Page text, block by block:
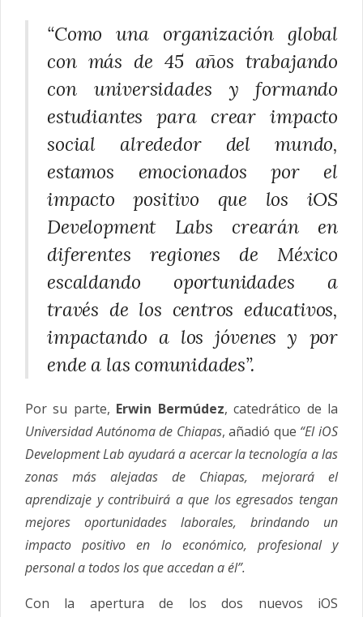
“Como una organización global
con más de 45 años trabajando
con universidades y formando
estudiantes para crear impacto
social alrededor del mundo,
estamos emocionados por el
impacto positivo que los iOS
Development Labs crearán en
diferentes regiones de México
escaldando oportunidades a
través de los centros educativos,
impactando a los jóvenes y por
ende a las comunidades”.
Por su parte, Erwin Bermúdez, catedrático de la
Universidad Autónoma de Chiapas, añadió que “El iOS
Development Lab ayudará a acercar la tecnología a las
zonas más alejadas de Chiapas, mejorará el
aprendizaje y contribuirá a que los egresados tengan
mejores oportunidades laborales, brindando un
impacto positivo en lo económico, profesional y
personal a todos los que accedan a él”.
Con la apertura de los dos nuevos iOS